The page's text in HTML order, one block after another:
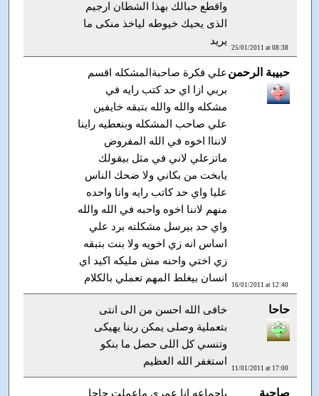
25/01/2011 at 08:38
واقطع حبالك بهذا الشطان ارجيم
الذى يحيك خيوطه لياخذ منكى ما
يريد
حبيبة الرحمن
16/01/2011 at 12:40
علي فكرة صاحبةالمشكله اقسم
بربي ازا اي حد كتب رايه في
مشكله والله والله بتبقه خايفين
علي صاحب المشكله وبنعطيه راينا
لانناا اخوه في الله المفروض
ماتزعلي لاني في مثل بيقولك
يابخت من بكاني ولا ضحك الناس
عليا واي حد كاتب رايه وانا واحده
منهم لاننا اخوه واحبه في الله والله
واي حد بيرسل مشكلته برد علي
اساس انه زي اخويه ولا بنت بتبقه
زي اختي واحنه مش مليكه اكيد اي
انسان بيغلط المهم تعملي بالكلام
حاحا
11/01/2011 at 17:00
خافى الله احسن من الى انتى
بتعملية وصلى يمكن ربنا يهيكى
وتنسي كل اللى حصل ما بنكو
استغفر الله العظيم
صاحبة ياجماعه انا عمرى ماعملت حاجا